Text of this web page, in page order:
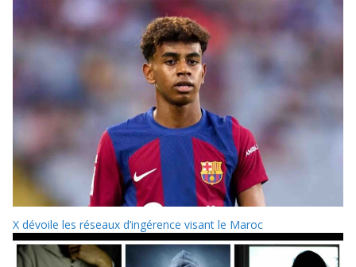
X dévoile les réseaux d’ingérence visant le Maroc